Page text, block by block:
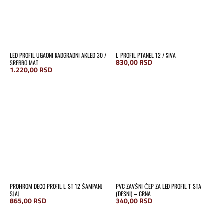
LED PROFIL UGAONI NADGRADNI AKLED 30 /
SREBRO MAT
1.220,00RSD
L-PROFIL PTANEL 12 / SIVA
830,00RSD
PROHROM DECO PROFIL L-ST 12 ŠAMPANJ
SJAJ
865,00RSD
PVC ZAVŠNI ČEP ZA LED PROFIL T-STA
(DESNI) – CRNA
340,00RSD